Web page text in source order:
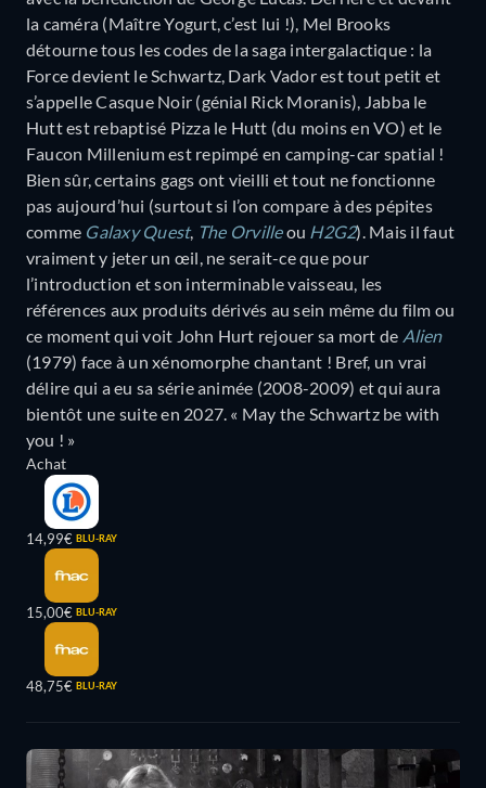
la caméra (Maître Yogurt, c’est lui !), Mel Brooks
détourne tous les codes de la saga intergalactique : la
Force devient le Schwartz, Dark Vador est tout petit et
s’appelle Casque Noir (génial Rick Moranis), Jabba le
Hutt est rebaptisé Pizza le Hutt (du moins en VO) et le
Faucon Millenium est repimpé en camping-car spatial !
Bien sûr, certains gags ont vieilli et tout ne fonctionne
pas aujourd’hui (surtout si l’on compare à des pépites
comme Galaxy Quest, The Orvilleou H2G2). Mais il faut
vraiment y jeter un œil, ne serait-ce que pour
l’introduction et son interminable vaisseau, les
références aux produits dérivés au sein même du film ou
ce moment qui voit John Hurt rejouer sa mort de Alien
(1979) face à un xénomorphe chantant ! Bref, un vrai
délire qui a eu sa série animée (2008-2009) et qui aura
bientôt une suite en 2027. « May the Schwartz be with
you ! »
Achat
14,99€ BLU-RAY
15,00€ BLU-RAY
48,75€ BLU-RAY